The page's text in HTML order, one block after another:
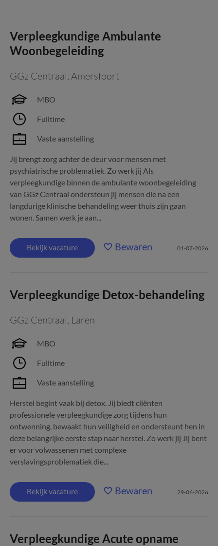
Verpleegkundige Ambulante
Woonbegeleiding
GGz Centraal, Amersfoort
MBO
Fulltime
Vaste aanstelling
Jij brengt zorg achter de deur voor mensen met
psychiatrische problematiek. Zo werk jij Als
verpleegkundige binnen de ambulante woonbegeleiding
van GGz Centraal ondersteun jij mensen die na een
langdurige klinische behandeling weer thuis zijn gaan
wonen. Samen werk je aan...
Bekijk vacature Bewaren 01-07-2026
Verpleegkundige Detox-behandeling
GGz Centraal, Laren
MBO
Fulltime
Vaste aanstelling
Herstel begint vaak bij detox. Jij biedt cliënten
professionele verpleegkundige zorg tijdens hun
ontwenning, bewaakt hun veiligheid en ondersteunt hen in
deze belangrijke eerste stap naar herstel. Zo werk jij Jij bent
er voor volwassenen met complexe
verslavingsproblematiek die...
Bekijk vacature Bewaren 29-06-2026
Verpleegkundige Acute opname